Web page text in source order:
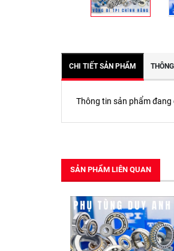
CHI TIẾT SẢN PHẨM
Thông tin sản phẩm
SẢN PHẨM LIÊN QUAN